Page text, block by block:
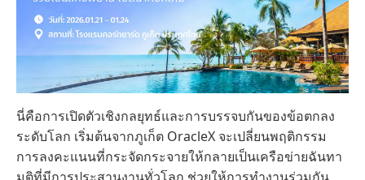
นี่คือการเปิดตัวเชิงกลยุทธ์และการบรรจบกันของข้อตกลง
ระดับโลก เริ่มต้นจากภูเก็ต OracleX จะเปลี่ยนพฤติกรรม
การลงคะแนนที่กระจัดกระจายให้กลายเป็นเครือข่ายฉันทา